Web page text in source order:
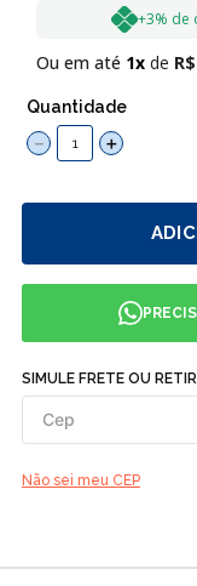
+3% de
Ou em até 1 R$
Quantidade
＋
－
SIMULE FRETE OU
Não sei meu CEP